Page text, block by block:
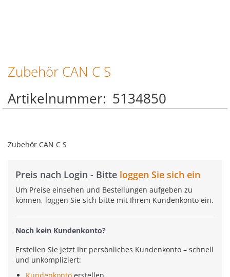
Zum
Anfang
Bildgalerie
springen
Zubehör CAN C S
Artikelnummer 5134850
Zubehör CAN C S
Preis nach Login - Bitte loggen Sie sich ein
Um Preise einsehen und Bestellungen aufgeben zu
können, loggen Sie sich bitte mit Ihrem Kundenkonto ein.
Noch kein Kundenkonto?
Erstellen Sie jetzt Ihr persönliches Kundenkonto – schnell
und unkompliziert: